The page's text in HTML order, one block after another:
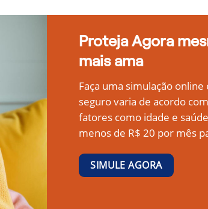
Proteja Agora
mais ama
Faça uma simulação
seguro varia de acordo
fatores como idade e
menos de R$ 20 por mês
SIMULE AGORA